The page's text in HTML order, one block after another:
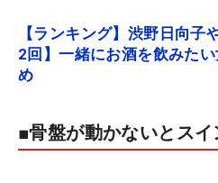
【ランキング】渋野日向子
2回】一緒にお酒を飲みた
め
■骨盤が動かないとス